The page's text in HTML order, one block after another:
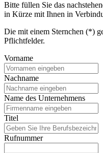
Bitte füllen Sie das
in Kürze mit Ihnen in
Die mit einem Sternchen (*)
Pflichtfelder.
Vorname
Nachname
Name des Unternehmens
Titel
Rufnummer